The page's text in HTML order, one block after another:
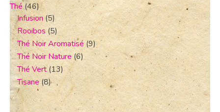
Thé (46)
Infusion(5)
Rooibos (5)
Thé Noir Aromatisé (9)
Thé Noir Nature (6)
Thé Vert (13)
Tisane (8)